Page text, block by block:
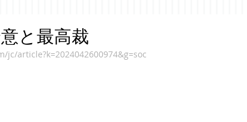
と最高裁
jc/article?k=2024042600974&g=soc